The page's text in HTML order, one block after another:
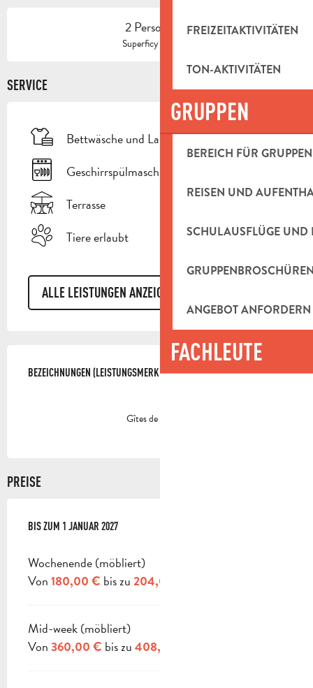
FREIZEITAKTIVITÄTEN
TON-AKTIVITÄTEN
GRUPPEN
BEREICH FÜR GRUPPEN
REISEN UND
SCHULAUSFLÜGE UND
ANGEBOT ANFORDERN
FACHLEUTE
2 Person(en)
Superficy : 46 m
SERVICE
Bettwäsche und Laken
Geschirrspülmaschine
Terrasse
Tiere erlaubt
ALLE LEISTUNGEN ANZEIGEN
LEISTUNGENSMÖGLICHKEITEN
BEZEICHNUNGEN (LEISTUNGSMERKMALE)
BEZEICHNUNGEN (LEISTUNGSMERKMALE)
Gîtes de France
PREISE
AB3 JANUAR 2026 BIS ZUM
BIS ZUM 1 JANUAR 2027
Wochenende (möbliert)
Von 180,00 € bis zu 204,00 €
Mid-week (möbliert)
Von 360,00 € bis zu 408,00 €